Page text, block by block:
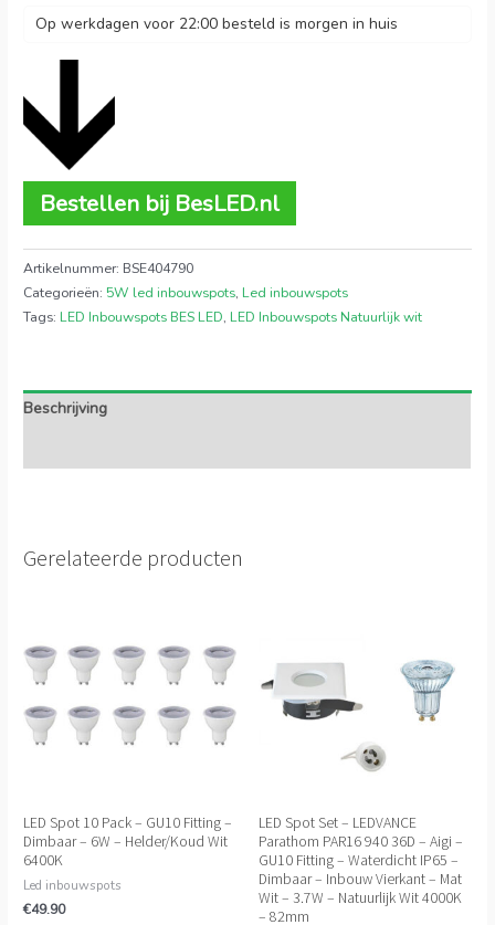
Op werkdagen voor 22:00 besteld is morgen in huis
Bestellen bij BesLED.nl
Artikelnummer: BSE404790
Categorieën: 5W led inbouwspots, Led inbouwspots
Tags: LED Inbouwspots BES LED, LED Inbouwspots Natuurlijk wit
Beschrijving
Gerelateerde producten
LED Spot 10 Pack – GU10 Fitting –
Dimbaar – 6W – Helder/Koud Wit
6400K
Led inbouwspots
€49.90
LED Spot Set – LEDVANCE
Parathom PAR16 940 36D – Aigi –
GU10 Fitting – Waterdicht IP65 –
Dimbaar – Inbouw Vierkant – Mat
Wit – 3.7W – Natuurlijk Wit 4000K
– 82mm